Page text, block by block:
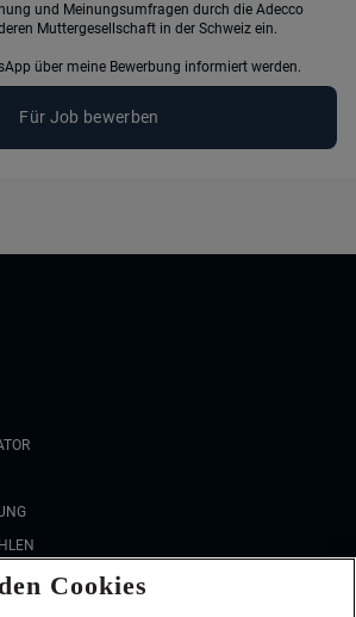
und Meinungsumfragen durch die Adecco
Muttergesellschaft in der Schweiz ein.
über meine Bewerbung informiert werden.
Für Job bewerben
Cookies